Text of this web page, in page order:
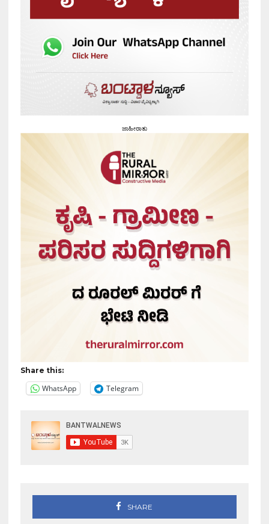
ಜಾಹೀರಾತು
Share this:
WhatsApp Telegram
SHARE